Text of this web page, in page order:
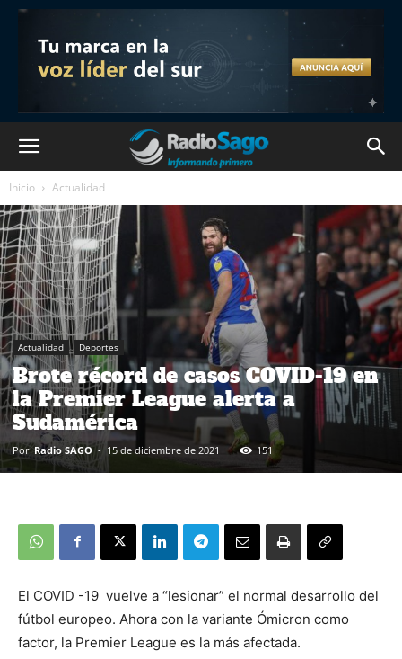
Inicio Actualidad
Actualidad Deportes
Brote récord de casos COVID-19 en
la Premier League alerta a
Sudamérica
Por Radio SAGO - 15 de diciembre de 2021 151
El COVID -19 vuelve a “lesionar” el normal desarrollo del
fútbol europeo. Ahora con la variante Ómicron como
factor, la Premier League es la más afectada.